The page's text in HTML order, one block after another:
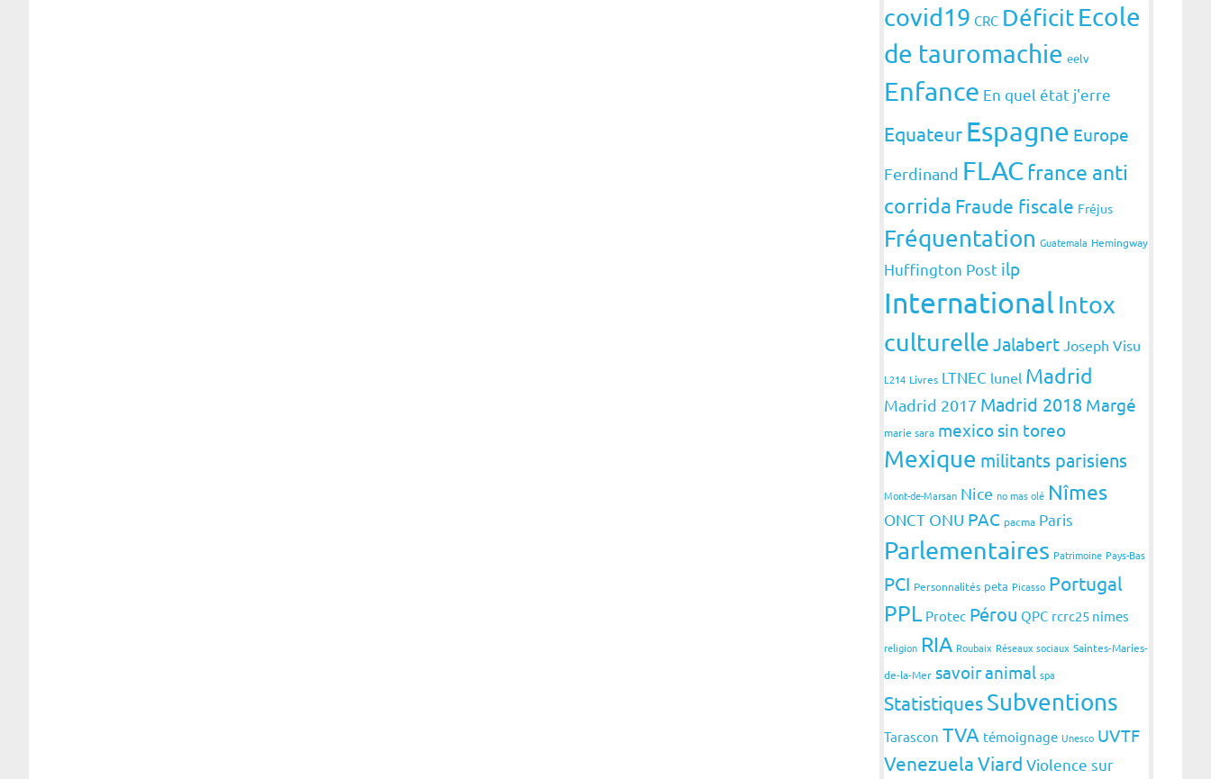
covid19 CRC DéficitEcole
de tauromachie eelv
Enfance En quel état j'erre
Equateur Espagne Europe
Ferdinand FLAC france anti
corrida Fraude fiscale Fréjus
Fréquentation Guatemala Hemingway
Huffington Post ilp
International Intox
culturelle Jalabert Joseph Visu
L214 Livres LTNEC lunel Madrid
Madrid 2017 Madrid 2018 Margé
marie sara mexico sin toreo
Mexique militants parisiens
Mont-de-Marsan Nice no mas olé Nîmes
ONCT ONU PAC pacma Paris
Parlementaires Patrimoine Pays-Bas
PCI Personnalités peta Picasso Portugal
PPL Protec Pérou QPC rcrc25 nimes
religion RIA Roubaix Réseaux sociaux Saintes-Maries-
de-la-Mer savoir animal spa
StatistiquesSubventions
Tarascon TVA témoignage Unesco UVTF
VenezuelaViard Violence sur